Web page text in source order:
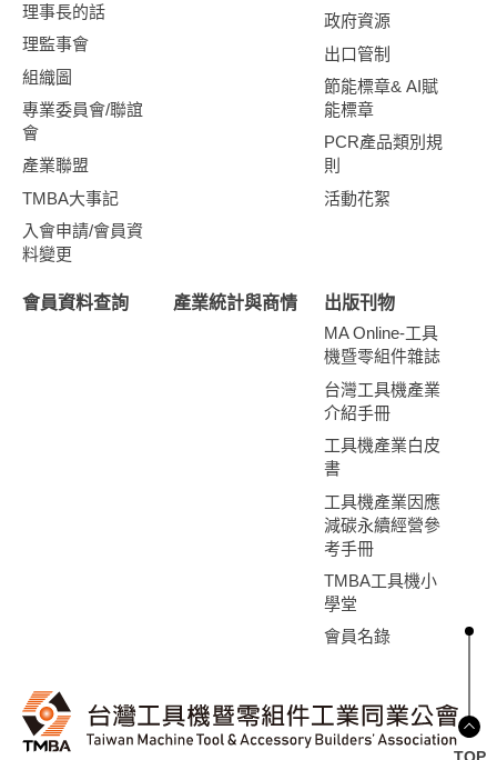
理事長的話
理監事會
組織圖
專業委員會/聯誼
會
產業聯盟
TMBA大事記
入會申請/會員資
料變更
政府資源
出口管制
節能標章& AI賦
能標章
PCR產品類別規
則
活動花絮
會員資料查詢 產業統計與商情
出版刊物
MA Online-工具
機暨零組件雜誌
台灣工具機產業
介紹手冊
工具機產業白皮
書
工具機產業因應
減碳永續經營參
考手冊
TMBA工具機小
學堂
會員名錄
TOP